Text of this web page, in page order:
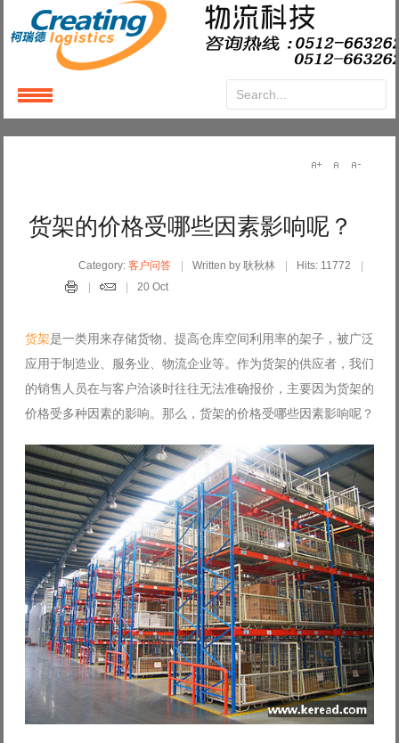
货架的价格受哪些因素影响呢？
Category:客户问答 Written by 耿秋林
Hits: 11772
20 Oct
货架是一类用来存储货物、提高仓库空间利用率的架子，被广泛
应用于制造业、服务业、物流企业等。作为货架的供应者，我们
的销售人员在与客户洽谈时往往无法准确报价，主要因为货架的
价格受多种因素的影响。那么，货架的价格受哪些因素影响呢？
LoginorRegister
Log in with Facebook
Forgot your password?
Forgot your username?